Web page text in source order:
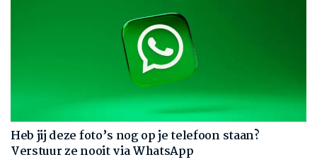
Heb jij deze foto’s nog op je telefoon staan?
Verstuur ze nooit via WhatsApp